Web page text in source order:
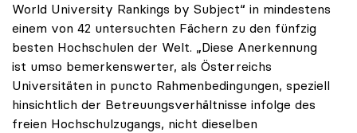
World University Rankings by Subject“ in mindestens
einem von 42 untersuchten Fächern zu den fünfzig
besten Hochschulen der Welt. „Diese Anerkennung
ist umso bemerkenswerter, als Österreichs
Universitäten in puncto Rahmenbedingungen, speziell
hinsichtlich der Betreuungsverhältnisse infolge des
freien Hochschulzugangs, nicht dieselben